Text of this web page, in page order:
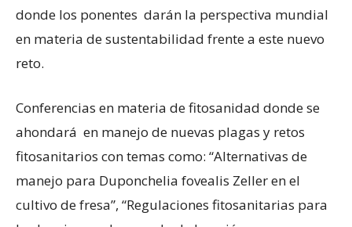
donde los ponentes darán la perspectiva mundial
en materia de sustentabilidad frente a este nuevo
reto.
Conferencias en materia de fitosanidad donde se
ahondará en manejo de nuevas plagas y retos
fitosanitarios con temas como: “Alternativas de
manejo para Duponchelia fovealis Zeller en el
cultivo de fresa”, “Regulaciones fitosanitarias para